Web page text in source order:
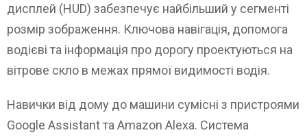
дисплей (HUD) забезпечує найбільший у сегменті
розмір зображення. Ключова навігація, допомога
водієві та інформація про дорогу проектуються на
вітрове скло в межах прямої видимості водія.
Навички від дому до машини сумісні з пристроями
Google Assistant та Amazon Alexa. Система